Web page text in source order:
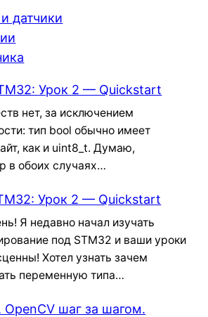
датчики
Урок 2 — Quickstart
нет, за исключением
тип bool обычно имеет
как и uint8_t. Думаю,
в обоих случаях…
Урок 2 — Quickstart
Я недавно начал изучать
под STM32 и ваши уроки
Хотел узнать зачем
переменную типа…
OpenCV шаг за шагом.